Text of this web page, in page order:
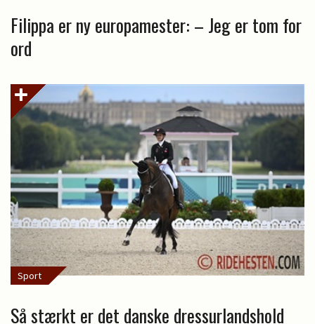
Filippa er ny europamester: – Jeg er tom for
ord
Sport
Så stærkt er det danske dressurlandshold